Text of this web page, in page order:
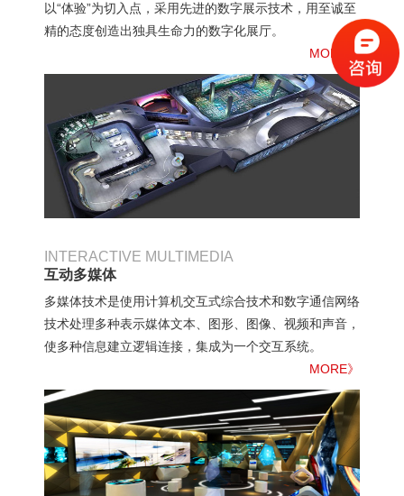
以“体验”为切入点，采用先进的数字展示技术，用至诚至
精的态度创造出独具生命力的数字化展厅。
MORE》
INTERACTIVE MULTIMEDIA
互动多媒体
多媒体技术是使用计算机交互式综合技术和数字通信网络
技术处理多种表示媒体文本、图形、图像、视频和声音，
使多种信息建立逻辑连接，集成为一个交互系统。
MORE》